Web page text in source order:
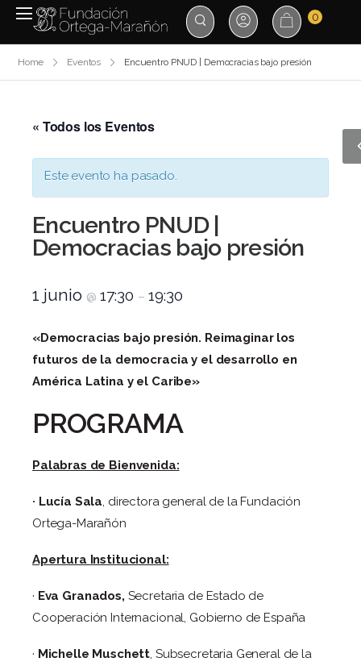
0
Home Eventos Encuentro PNUD | Democracias bajo presión
« Todos los Eventos
Este evento ha pasado.
Encuentro PNUD |
Democracias bajo presión
1 junio @ 17:30 – 19:30
«Democracias bajo presión. Reimaginar los
futuros de la democracia y el desarrollo en
América Latina y el Caribe»
PROGRAMA
Palabras de Bienvenida:
· Lucía Sala , directora general de la Fundación
Ortega-Marañón
Apertura Institucional:
· Eva Granados, Secretaria de Estado de
Cooperación Internacional, Gobierno de España
· Michelle Muschett , Subsecretaria General de la